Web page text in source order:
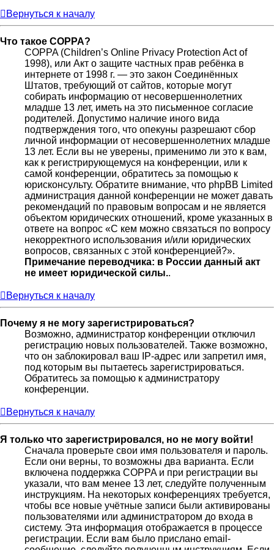
Вернуться к началу
Что такое COPPA?
COPPA (Children’s Online Privacy Protection Act of
1998), или Акт о защите частных прав ребёнка в
интернете от 1998 г. — это закон Соединённых
Штатов, требующий от сайтов, которые могут
собирать информацию от несовершеннолетних
младше 13 лет, иметь на это письменное согласие
родителей. Допустимо наличие иного вида
подтверждения того, что опекуны разрешают сбор
личной информации от несовершеннолетних младше
13 лет. Если вы не уверены, применимо ли это к вам,
как к регистрирующемуся на конференции, или к
самой конференции, обратитесь за помощью к
юрисконсульту. Обратите внимание, что phpBB Limited
администрация данной конференции не может давать
рекомендаций по правовым вопросам и не является
объектом юридических отношений, кроме указанных в
ответе на вопрос «С кем можно связаться по вопросу
некорректного использования и/или юридических
вопросов, связанных с этой конференцией?».
Примечание переводчика: в России данный акт
не имеет юридической силы..
Вернуться к началу
Почему я не могу зарегистрироваться?
Возможно, администратор конференции отключил
регистрацию новых пользователей. Также возможно,
что он заблокировал ваш IP-адрес или запретил имя,
под которым вы пытаетесь зарегистрироваться.
Обратитесь за помощью к администратору
конференции.
Вернуться к началу
Я только что зарегистрировался, но не могу войти!
Сначала проверьте свои имя пользователя и пароль.
Если они верны, то возможны два варианта. Если
включена поддержка COPPA и при регистрации вы
указали, что вам менее 13 лет, следуйте полученным
инструкциям. На некоторых конференциях требуется,
чтобы все новые учётные записи были активированы
пользователями или администратором до входа в
систему. Эта информация отображается в процессе
регистрации. Если вам было прислано email-